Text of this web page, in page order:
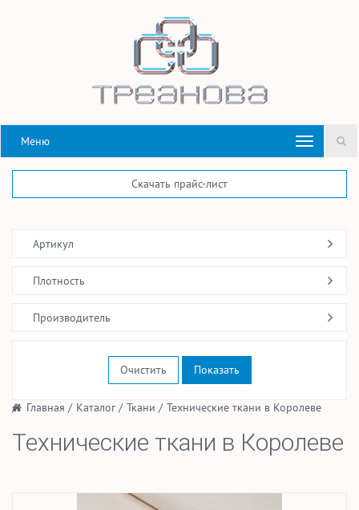
Меню
Скачать прайс-лист
/ Главная / Каталог/ Ткани / Технические ткани в Королеве
Технические ткани в Королеве
Артикул
Плотность
Производитель
Очистить